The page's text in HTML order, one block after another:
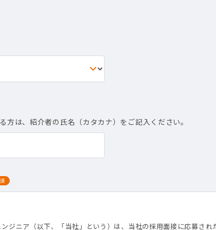
方は、紹介者の氏名（カタカナ）をご記入ください。
ジニア（以下、「当社」という）は、当社の採用面接に応募さ